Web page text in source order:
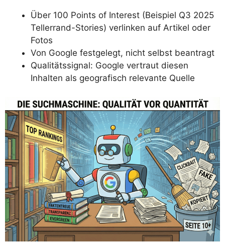
Über 100 Points of Interest (Beispiel Q3 2025
Tellerrand-Stories) verlinken auf Artikel oder
Fotos
Von Google festgelegt, nicht selbst beantragt
Qualitätssignal: Google vertraut diesen
Inhalten als geografisch relevante Quelle